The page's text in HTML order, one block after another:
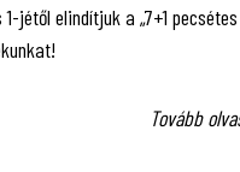
jétől elindítjuk a „7+1
Tovább